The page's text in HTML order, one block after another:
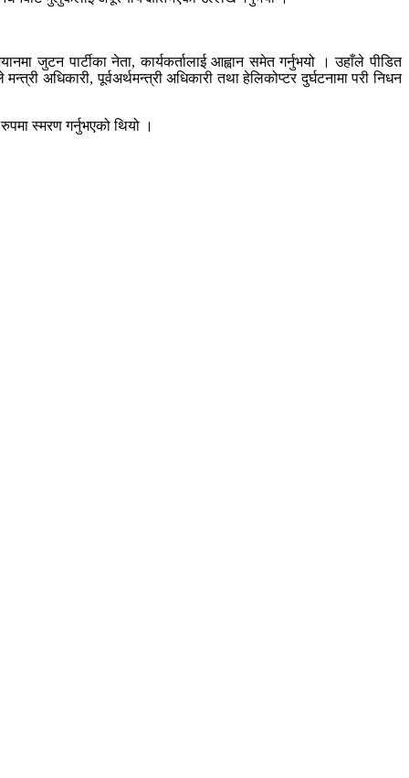
जुटन पार्टीका नेता, कार्यकर्तालाई आह्वान समेत गर्नुभयो । उहाँले पीडित
अधिकारी, पूर्वअर्थमन्त्री अधिकारी तथा हेलिकोप्टर दुर्घटनामा परी निधन
स्मरण गर्नुभएको थियो ।